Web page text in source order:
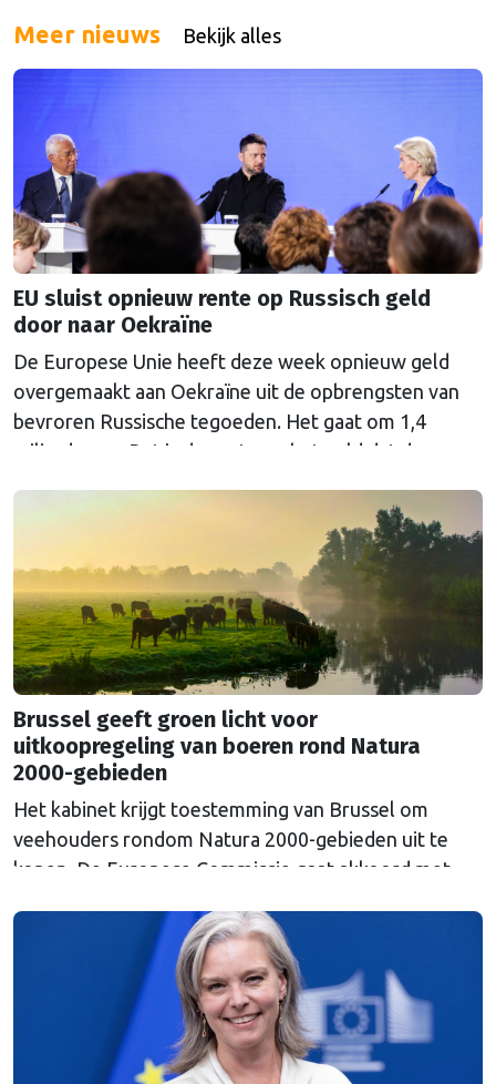
Meer nieuws Bekijk alles
EU sluist opnieuw rente op Russisch geld
door naar Oekraïne
De Europese Unie heeft deze week opnieuw geld
overgemaakt aan Oekraïne uit de opbrengsten van
bevroren Russische tegoeden. Het gaat om 1,4
miljard euro. Dat is de rente op het geld dat de
Euroclear parkeerde. De EU bevroor dat geld na de
Continued
Brussel geeft groen licht voor
uitkoopregeling van boeren rond Natura
2000-gebieden
Het kabinet krijgt toestemming van Brussel om
veehouders rondom Natura 2000-gebieden uit te
kopen. De Europese Commissie gaat akkoord met